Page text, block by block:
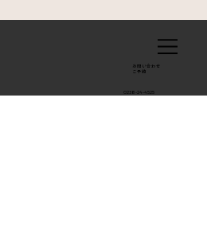
0238-24-4525
お問い合わせ
​ご予約